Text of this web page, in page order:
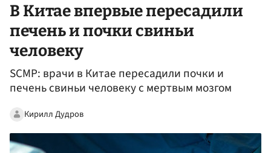
В Китае впервые пересадили
печень и почки свиньи
человеку
SCMP: врачи в Китае пересадили почки и
печень свиньи человеку с мертвым мозгом
Кирилл Дудров